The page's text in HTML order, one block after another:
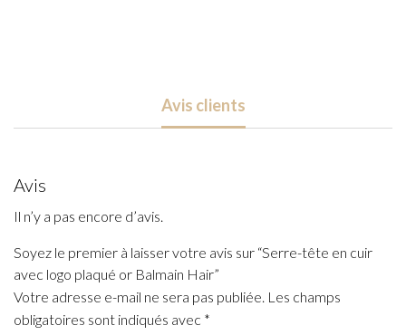
logo
Balmain
Hair
Avis clients
Avis
Il n’y a pas encore d’avis.
Soyez le premier à laisser votre avis sur “Serre-tête en cuir
avec logo plaqué or Balmain Hair”
Votre adresse e-mail ne sera pas publiée. Les champs
obligatoires sont indiqués avec *